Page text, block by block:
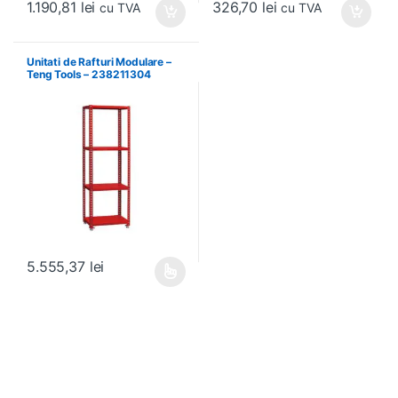
1.190,81 lei cu TVA 326,70 lei cu TVA
Unitati de Rafturi Modulare –
Teng Tools – 238211304
5.555,37 lei